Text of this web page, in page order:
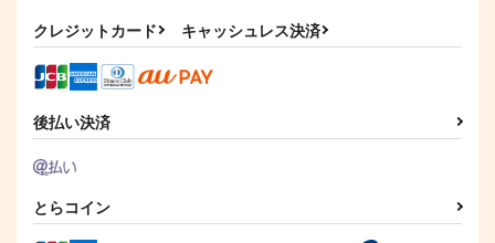
ちみさく！
SO_LOW!!!
944円（税込）
作品詳細
たにぱにっく
作品詳細
盤)/蒼井翔太
回限定盤)/前島亜美
クレジットカード キャッシュレス決済
後払い決済
とらコイン